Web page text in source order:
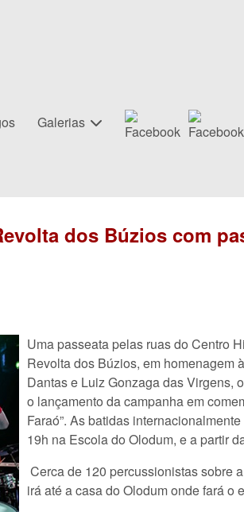
Galerias
dos Búzios com
Uma passeata pelas ruas do Centro
Revolta dos Búzios, em homenagem
Dantas e Luiz Gonzaga das Virgens,
o lançamento da campanha em
Faraó”. As batidas
19h na Escola do Olodum, e a partir
Cerca de 120 percussionistas sobre
irá até a casa do Olodum onde fará o